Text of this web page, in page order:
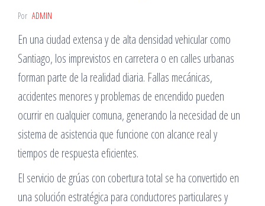
Por ADMIN
En una ciudad extensa y de alta densidad vehicular como
Santiago, los imprevistos en carretera o en calles urbanas
forman parte de la realidad diaria. Fallas mecánicas,
accidentes menores y problemas de encendido pueden
ocurrir en cualquier comuna, generando la necesidad de un
sistema de asistencia que funcione con alcance real y
tiempos de respuesta eficientes.
El servicio de grúas con cobertura total se ha convertido en
una solución estratégica para conductores particulares y